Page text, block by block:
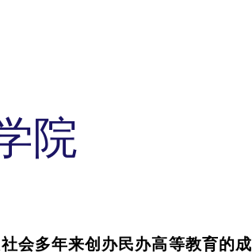
院
会多年来创办民办高等教育的成